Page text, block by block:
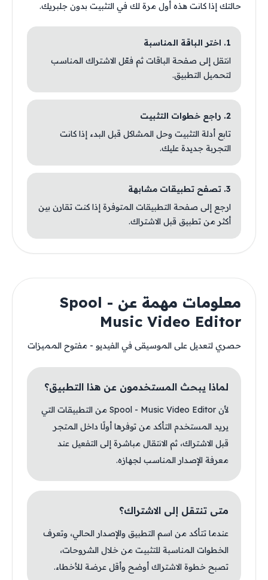
حالتك إذا كانت هذه أول مرة لك في التثبيت بدون جلبريك.
1. اختر الباقة المناسبة
انتقل إلى صفحة الباقات ثم فعّل الاشتراك المناسب
لتحميل التطبيق.
2. راجع خطوات التثبيت
تابع أدلة التثبيت وحل المشاكل قبل البدء إذا كانت
التجربة جديدة عليك.
3. تصفح تطبيقات مشابهة
ارجع إلى صفحة التطبيقات المتوفرة إذا كنت تقارن بين
أكثر من تطبيق قبل الاشتراك.
معلومات مهمة عن Spool -
Music Video Editor
حصري لتعديل على الموسيقى في الفيديو - مفتوح المميزات
لماذا يبحث المستخدمون عن هذا التطبيق؟
لأن Spool - Music Video Editor من التطبيقات التي
يريد المستخدم التأكد من توفرها أولًا داخل المتجر
قبل الاشتراك، ثم الانتقال مباشرة إلى التفعيل عند
معرفة الإصدار المناسب لجهازه.
متى تنتقل إلى الاشتراك؟
عندما تتأكد من اسم التطبيق والإصدار الحالي، وتعرف
الخطوات المناسبة للتثبيت من خلال الشروحات،
تصبح خطوة الاشتراك أوضح وأقل عرضة للأخطاء.